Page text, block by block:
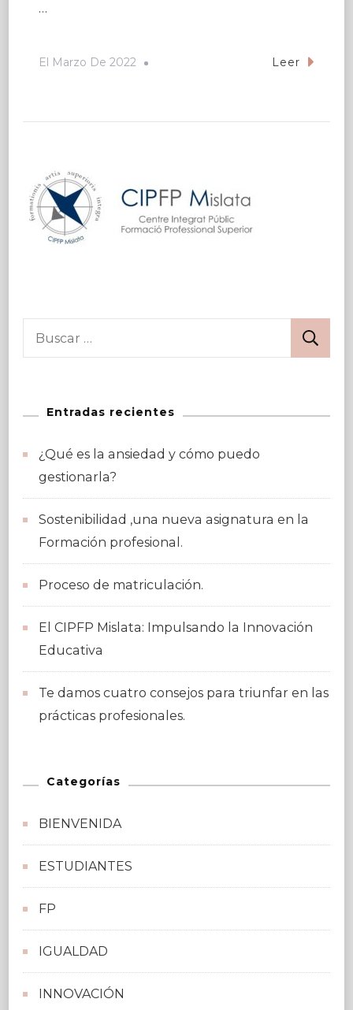
…
El Marzo De 2022 Leer
Entradas recientes
¿Qué es la ansiedad y cómo puedo
gestionarla?
Sostenibilidad ,una nueva asignatura en la
Formación profesional.
Proceso de matriculación.
El CIPFP Mislata: Impulsando la Innovación
Educativa
Te damos cuatro consejos para triunfar en las
prácticas profesionales.
Categorías
BIENVENIDA
ESTUDIANTES
FP
IGUALDAD
INNOVACIÓN